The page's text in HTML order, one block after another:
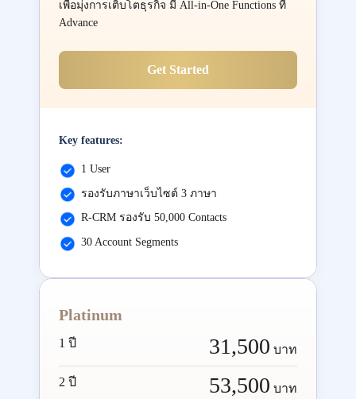
เพื่อมุ่งการเติบโตธุรกิจ มี All-in-One Functions ที่
Advance
Get Started
Key features:
1 User
รองรับภาษาเว็บไซต์ 3 ภาษา
R-CRM รองรับ 50,000 Contacts
30 Account Segments
Platinum
1 ปี 31,500 บาท
2 ปี 53,500 บาท